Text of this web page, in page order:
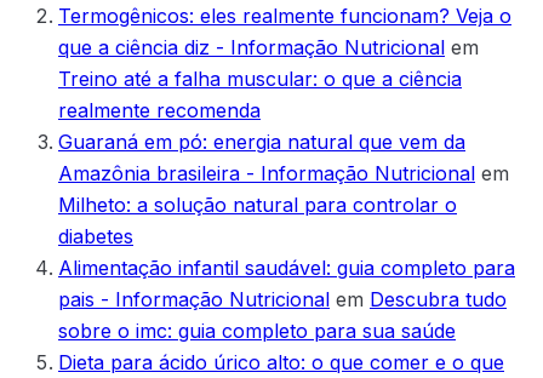
Termogênicos: eles realmente funcionam? Veja o
que a ciência diz - Informação Nutricional em
Treino até a falha muscular: o que a ciência
realmente recomenda
Guaraná em pó: energia natural que vem da
Amazônia brasileira - Informação Nutricional em
Milheto: a solução natural para controlar o
diabetes
Alimentação infantil saudável: guia completo para
pais - Informação Nutricional em Descubra tudo
sobre o imc: guia completo para sua saúde
Dieta para ácido úrico alto: o que comer e o que